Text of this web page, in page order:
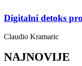
Digitalni detoks
Claudio Kramaric
NAJNOVIJE